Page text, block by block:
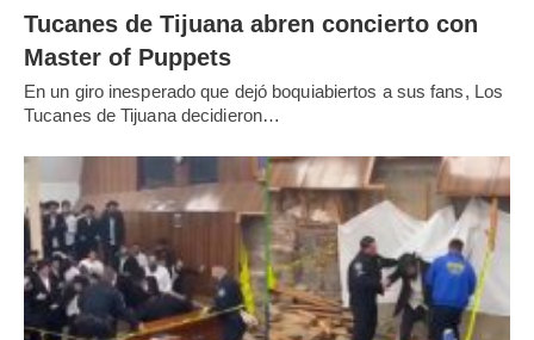
Tucanes de Tijuana abren concierto con
Master of Puppets
En un giro inesperado que dejó boquiabiertos a sus fans, Los
Tucanes de Tijuana decidieron…